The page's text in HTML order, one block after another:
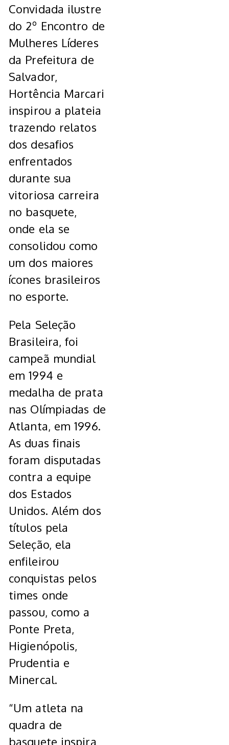
Convidada ilustre
do 2º Encontro de
Mulheres Líderes
da Prefeitura de
Salvador,
Hortência Marcari
inspirou a plateia
trazendo relatos
dos desafios
enfrentados
durante sua
vitoriosa carreira
no basquete,
onde ela se
consolidou como
um dos maiores
ícones brasileiros
no esporte.
Pela Seleção
Brasileira, foi
campeã mundial
em 1994 e
medalha de prata
nas Olímpiadas de
Atlanta, em 1996.
As duas finais
foram disputadas
contra a equipe
dos Estados
Unidos. Além dos
títulos pela
Seleção, ela
enfileirou
conquistas pelos
times onde
passou, como a
Ponte Preta,
Higienópolis,
Prudentia e
Minercal.
“Um atleta na
quadra de
basquete inspira